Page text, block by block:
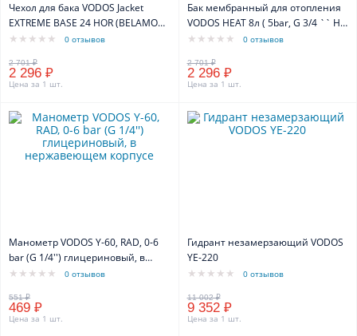
Чехол для бака VODOS Jacket
EXTREME BASE 24 HOR (BELAMOS
24CT2)
0 отзывов
2 296 ₽
Цена за 1 шт.
Бак мембранный для отопления
VODOS HEAT 8л ( 5bar, G 3/4 `` НР,
мембрана EPDM +100`C SE.FA
0 отзывов
2 296 ₽
Цена за 1 шт.
Манометр VODOS Y-60, RAD, 0-6
bar (G 1/4'') глицериновый, в
нержавеющем корпусе
0 отзывов
469 ₽
Цена за 1 шт.
Гидрант незамерзающий VODOS
YE-220
0 отзывов
9 352 ₽
Цена за 1 шт.